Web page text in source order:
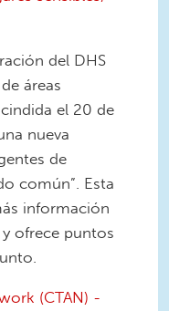
del DHS
áreas
el 20 de
nueva
de
común”. Esta
información
ofrece puntos
(CTAN) -